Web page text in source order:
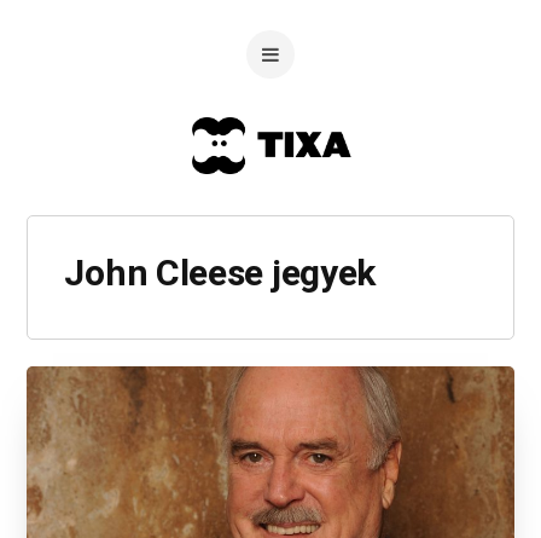
John Cleese jegyek